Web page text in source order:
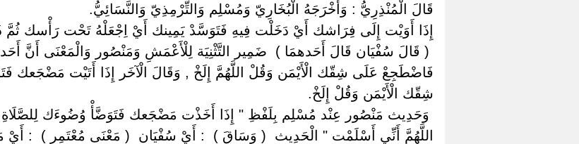
قَالَ الْمُنْذِرِيُّ : وَأَخْرَجَهُ الْبُخَارِيّ وَمُسْلِم وَالتِّرْمِذِيّ وَالنَّسَائِيُّ.
إِذَا أَوَيْت إِلَى فِرَاشك أَيْ دَخَلْت فِيهِ فَتَوَسَّدْ يَمِينك أَيْ اِجْعَلْهُ تَحْت رَأْسك ثُمَّ
‏( قَالَ سُفْيَان قَالَ أَحَدهمَا ) ‏ ‏ضَمِير التَّثْنِيَة لِلْأَعْمَشِ وَمَنْصُور وَالْمَعْنَى أَنَّ
فَاضْطَجِعْ عَلَى شِقّك الْأَيْمَن وَقُلْ اللَّهُمَّ إِلَخْ , وَقَالَ الْآخَر إِذَا أَتَيْت مَضْجَعك
شِقّك الْأَيْمَن وَقُلْ إِلَخْ.
‏وَحَدِيث مَنْصُور عِنْد مُسْلِم بِلَفْظِ " إِذَا أَخَذْت مَضْجَعك فَتَوَضَّأْ وُضُوءَك
اللَّهُمَّ أَنِّي أَسْلَمْت " الْحَدِيث ‏ ‏( وَسَاقَ ) ‏ ‏: أَيْ سُفْيَان ‏ ‏( مَعْنَى مُعْتَمِر ) ‏ ‏: أَيْ